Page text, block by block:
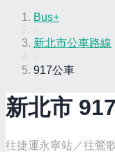
Bus+
新北市公車路線
917公車
新北市 917
往捷運永寧站／往鶯